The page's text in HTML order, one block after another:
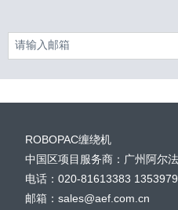
ROBOPAC缠绕机
中国区项目服务商：广州阿尔
电话：020-81613383
邮箱：sales@aef.com.cn